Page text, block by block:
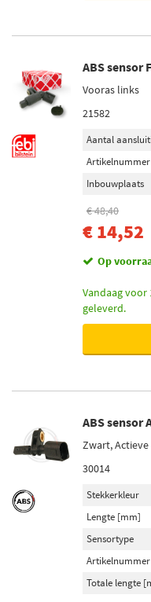
ABS sensor
Vooras links
21582
Aantal
Inbouwplaats
€ 48,40
€ 14,52
Op
Vandaag voor
geleverd.
ABS sensor
Zwart,
30014
Stekkerkleur
Lengte [mm]
Sensortype
Totale lengte